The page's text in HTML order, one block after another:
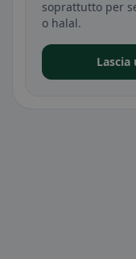
soprattutto per
o halal.
Lascia